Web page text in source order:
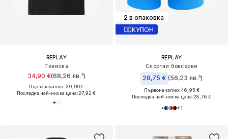
REPLAY
Тениска
34,90 €(68,26 лв.³)
Първоначално: 39,90 €
Последна най-ниска цена:27,92 €
2 в опаковка
КУПОН
REPLAY
Спортни боксерки
28,75 € (56,23 лв.³)
Първоначално: 46,95 €
Последна най-ниска цена:28,76 €
+1